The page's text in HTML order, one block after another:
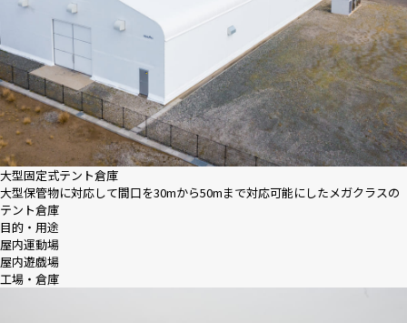
実績
太陽工業コラム
採用情報
ニュース
大型固定式テント倉庫
大型保管物に対応して間口を30mから50mまで対応可能にしたメガクラスの
テント倉庫
目的・用途
屋内運動場
屋内遊戯場
工場・倉庫